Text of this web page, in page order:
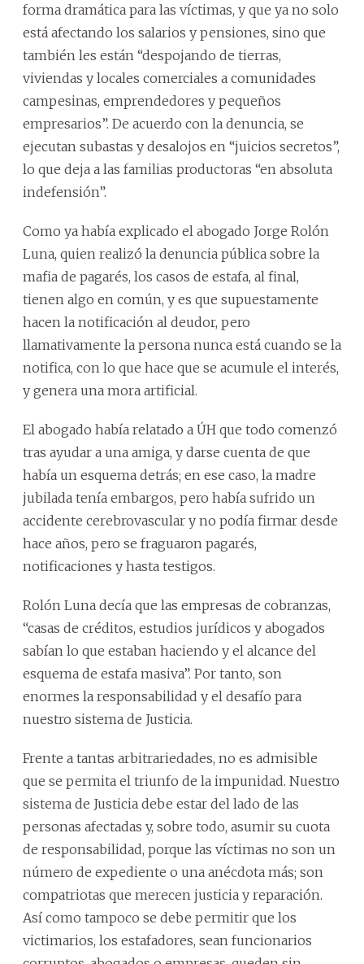
forma dramática para las víctimas, y que ya no solo
está afectando los salarios y pensiones, sino que
también les están “despojando de tierras,
viviendas y locales comerciales a comunidades
campesinas, emprendedores y pequeños
empresarios”. De acuerdo con la denuncia, se
ejecutan subastas y desalojos en “juicios secretos”,
lo que deja a las familias productoras “en absoluta
indefensión”.
Como ya había explicado el abogado Jorge Rolón
Luna, quien realizó la denuncia pública sobre la
mafia de pagarés, los casos de estafa, al final,
tienen algo en común, y es que supuestamente
hacen la notificación al deudor, pero
llamativamente la persona nunca está cuando se la
notifica, con lo que hace que se acumule el interés,
y genera una mora artificial.
El abogado había relatado a ÚH que todo comenzó
tras ayudar a una amiga, y darse cuenta de que
había un esquema detrás; en ese caso, la madre
jubilada tenía embargos, pero había sufrido un
accidente cerebrovascular y no podía firmar desde
hace años, pero se fraguaron pagarés,
notificaciones y hasta testigos.
Rolón Luna decía que las empresas de cobranzas,
“casas de créditos, estudios jurídicos y abogados
sabían lo que estaban haciendo y el alcance del
esquema de estafa masiva”. Por tanto, son
enormes la responsabilidad y el desafío para
nuestro sistema de Justicia.
Frente a tantas arbitrariedades, no es admisible
que se permita el triunfo de la impunidad. Nuestro
sistema de Justicia debe estar del lado de las
personas afectadas y, sobre todo, asumir su cuota
de responsabilidad, porque las víctimas no son un
número de expediente o una anécdota más; son
compatriotas que merecen justicia y reparación.
Así como tampoco se debe permitir que los
victimarios, los estafadores, sean funcionarios